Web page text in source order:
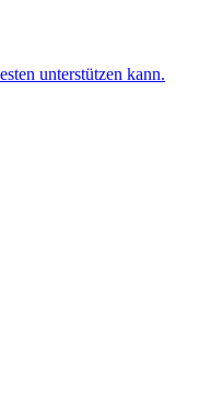
unterstützen kann.